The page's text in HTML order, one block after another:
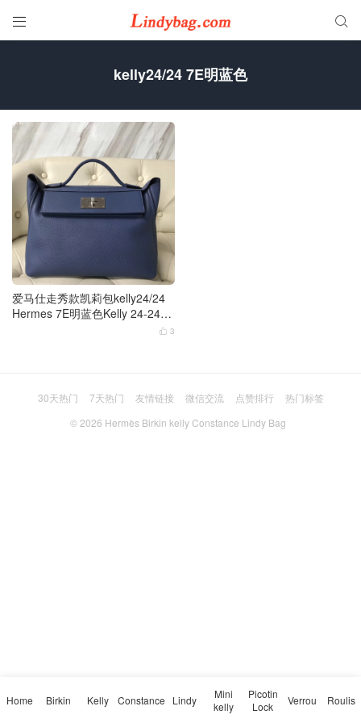
 
kelly24/24 7E明蓝色
爱马仕走秀款凯莉包kelly24/24
Hermes 7E明蓝色Kelly 24-24 M
 3
30天热门 7天热门 友情链接 微信交流 点赞排行
热门标签
© 2026 Hermès Birkin kelly Constance Lindy Bag
Home Birkin Kelly Constance Lindy
Mini
kelly
Picotin
Lock
Verrou Roulis